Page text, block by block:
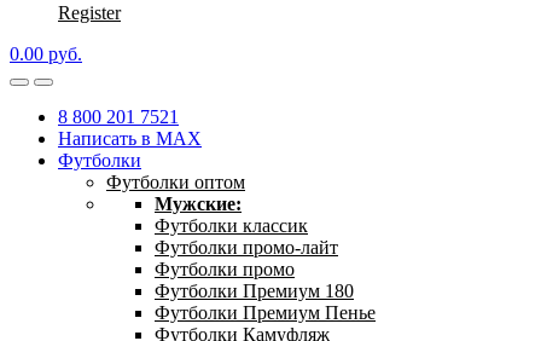
Register
0.00 руб.
8 800 201 7521
Написать в MAX
Футболки
Футболки оптом
Мужские:
Футболки классик
Футболки промо-лайт
Футболки промо
Футболки Премиум 180
Футболки Премиум Пенье
Футболки Камуфляж